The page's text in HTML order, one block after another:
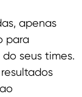
apenas
para
seus times.